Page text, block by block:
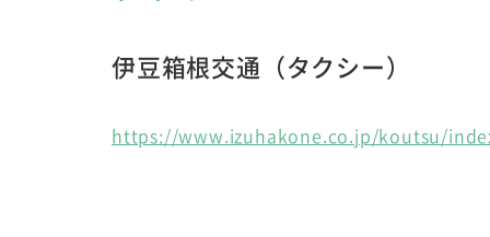
伊豆箱根交通（タクシー）
https://www.izuhakone.co.jp/koutsu/